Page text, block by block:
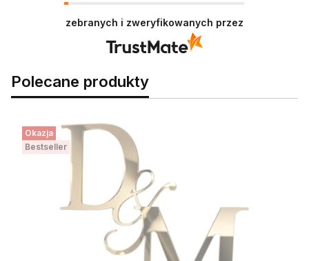
zebranych i zweryfikowanych przez
Polecane produkty
Okazja
Bestseller